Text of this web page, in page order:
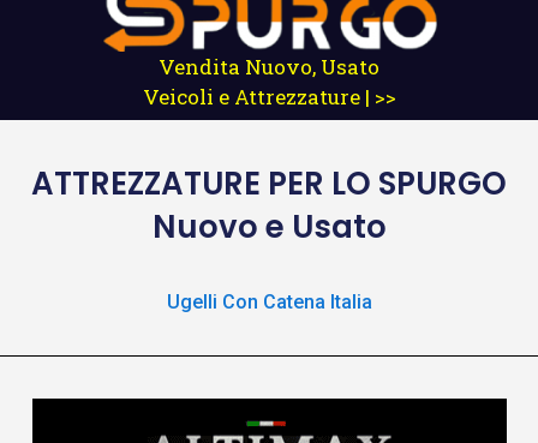
Vendita Nuovo, Usato
Veicoli e Attrezzature | >>
ATTREZZATURE PER LO SPURGO
Nuovo e Usato
Ugelli Con Catena Italia